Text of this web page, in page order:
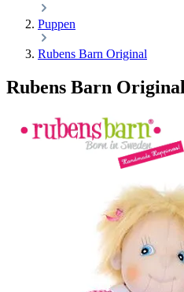
Puppen
Rubens Barn Original
Rubens Barn